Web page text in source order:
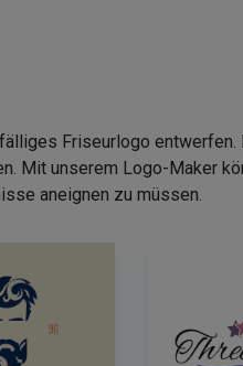
Friseurlogo
Mit unserem Logo-Maker
aneignen zu müssen.